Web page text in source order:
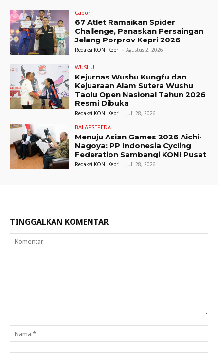
Cabor
67 Atlet Ramaikan Spider
Challenge, Panaskan Persaingan
Jelang Porprov Kepri 2026
Redaksi KONI Kepri - Agustus 2, 2026
WUSHU
Kejurnas Wushu Kungfu dan
Kejuaraan Alam Sutera Wushu
Taolu Open Nasional Tahun 2026
Resmi Dibuka
Redaksi KONI Kepri - Juli 28, 2026
BALAPSEPEDA
Menuju Asian Games 2026 Aichi-
Nagoya: PP Indonesia Cycling
Federation Sambangi KONI Pusat
Redaksi KONI Kepri - Juli 28, 2026
TINGGALKAN KOMENTAR